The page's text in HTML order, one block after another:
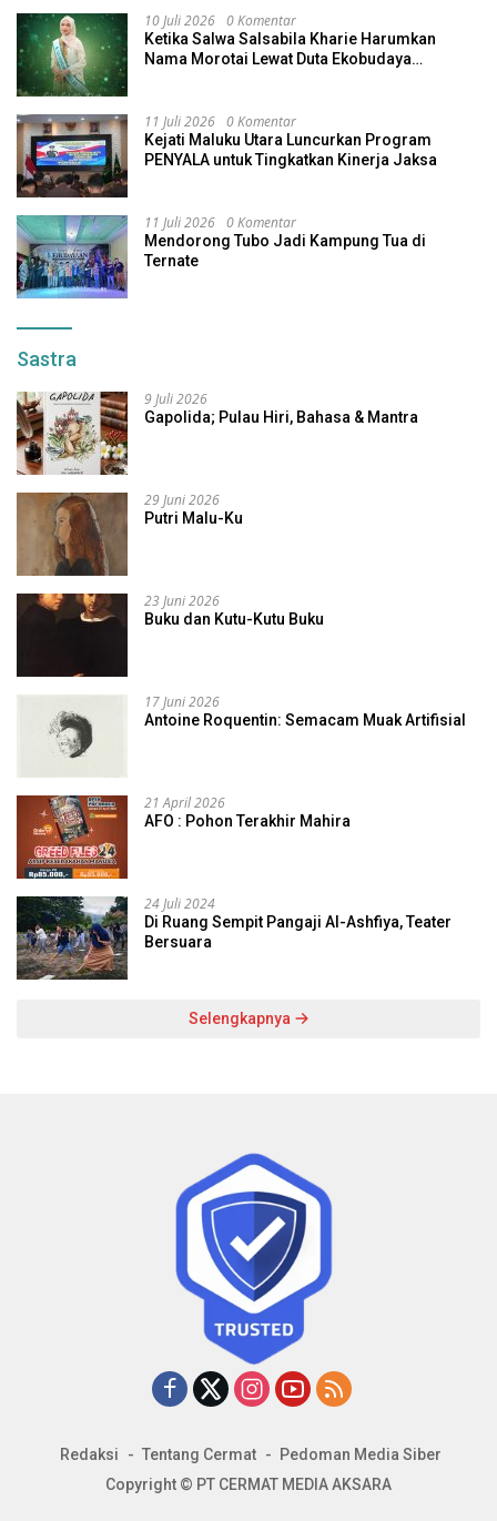
10 Juli 2026 0 Komentar
Ketika Salwa Salsabila Kharie Harumkan
Nama Morotai Lewat Duta Ekobudaya
11 Juli 2026 0 Komentar
Kejati Maluku Utara Luncurkan Program
PENYALA untuk Tingkatkan Kinerja Jaksa
11 Juli 2026 0 Komentar
Mendorong Tubo Jadi Kampung Tua di
Ternate
Sastra
9 Juli 2026
Gapolida; Pulau Hiri, Bahasa & Mantra
29 Juni 2026
Putri Malu-Ku
23 Juni 2026
Buku dan Kutu-Kutu Buku
17 Juni 2026
Antoine Roquentin: Semacam Muak Artifisial
21 April 2026
AFO : Pohon Terakhir Mahira
24 Juli 2024
Di Ruang Sempit Pangaji Al-Ashfiya, Teater
Bersuara
Selengkapnya
Redaksi Tentang Cermat
Pedoman Media Siber
Copyright © PT CERMAT MEDIA AKSARA